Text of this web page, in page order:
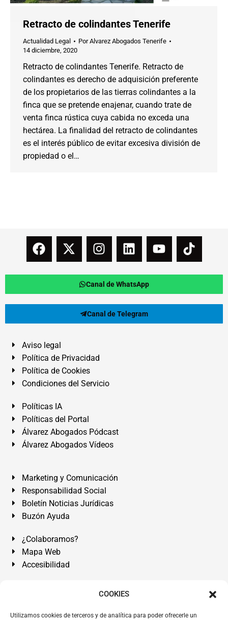
COOKIES
Utilizamos cookies de terceros y de analítica para poder ofrecerle un
Retracto de colindantes Tenerife
Actualidad Legal PorAlvarez Abogados Tenerife
14 diciembre, 2020
Retracto de colindantes Tenerife. Retracto de
colindantes es derecho de adquisición preferente
de los propietarios de las tierras colindantes a la
finca que se pretende enajenar, cuando trate de
venta finca rústica cuya cabida no exceda una
hectárea. La finalidad del retracto de colindantes
es el interés público de evitar excesiva división de
propiedad o el…
Canal de WhatsApp
Canal de Telegram
Aviso legal
Política de Privacidad
Política de Cookies
Condiciones del Servicio
Políticas IA
Políticas del Portal
Álvarez Abogados Pódcast
Álvarez Abogados Vídeos
Marketing y Comunicación
Responsabilidad Social
Boletín Noticias Jurídicas
Buzón Ayuda
¿Colaboramos?
Mapa Web
Accesibilidad
Álvarez Abogados Tenerife:Calle Teobaldo Power Nº 7,
de Tenerife. Islas Canarias.